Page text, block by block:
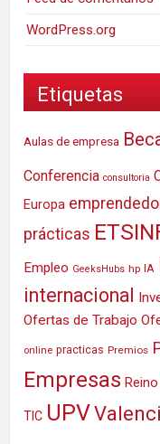
WordPress.org
Etiquetas
Aulas de empresa
Conferencia consultoria
Europa
prácticas
Empleo GeeksHubs hp IA
internacional
Ofertas de Trabajo
online practicas Premios
Empresas
TIC UPV